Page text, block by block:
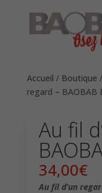
Accueil / Boutique /
regard – BAOBAB
Au fil
34,00€
Au fil d’un